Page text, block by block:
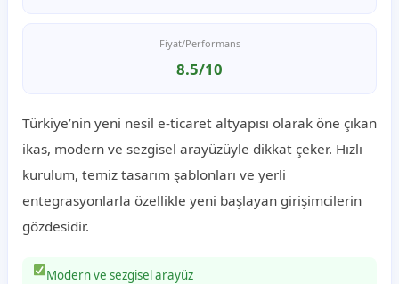
Fiyat/Performans
8.5/10
Türkiye’nin yeni nesil e-ticaret altyapısı olarak öne çıkan
ikas, modern ve sezgisel arayüzüyle dikkat çeker. Hızlı
kurulum, temiz tasarım şablonları ve yerli
entegrasyonlarla özellikle yeni başlayan girişimcilerin
gözdesidir.
Modern ve sezgisel arayüz